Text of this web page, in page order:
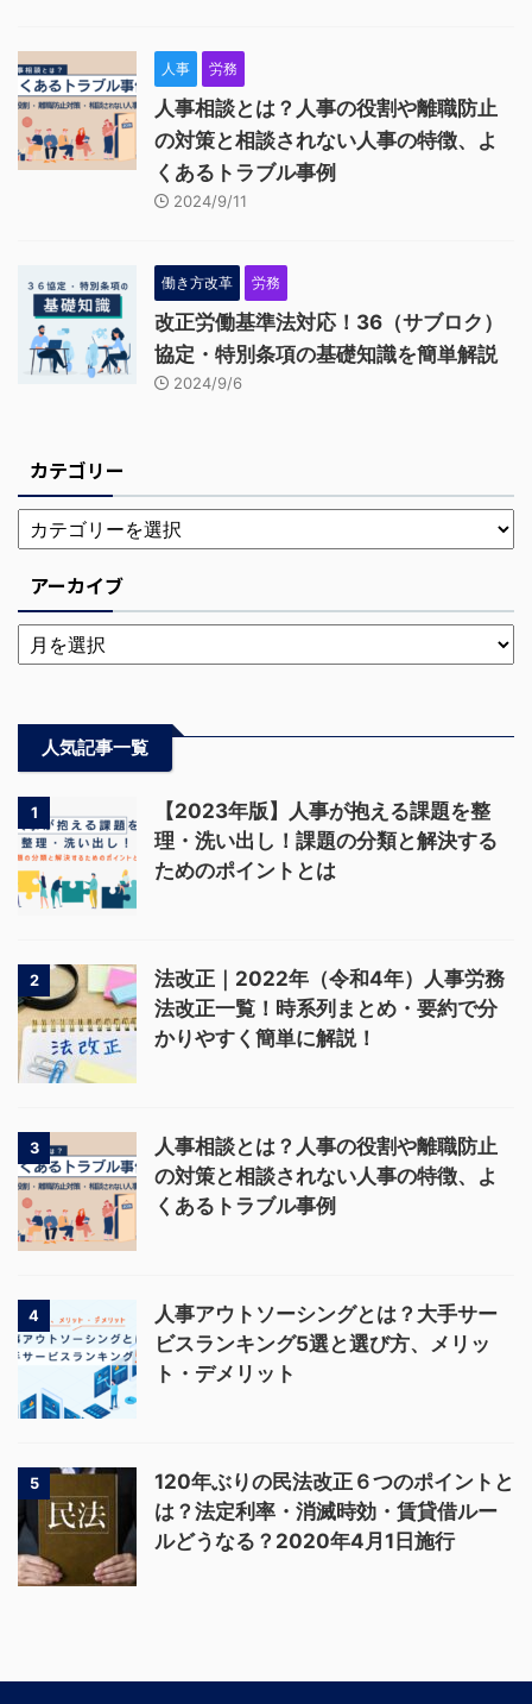
人事 労務
人事相談とは？人事の役割や離職防止
の対策と相談されない人事の特徴、よ
くあるトラブル事例
2024/9/11
働き方改革 労務
改正労働基準法対応！36（サブロク）
協定・特別条項の基礎知識を簡単解説
2024/9/6
カテゴリー
アーカイブ
人気記事一覧
1
【2023年版】人事が抱える課題を整
理・洗い出し！課題の分類と解決する
ためのポイントとは
2
法改正｜2022年（令和4年）人事労務
法改正一覧！時系列まとめ・要約で分
かりやすく簡単に解説！
3
人事相談とは？人事の役割や離職防止
の対策と相談されない人事の特徴、よ
くあるトラブル事例
4
人事アウトソーシングとは？大手サー
ビスランキング5選と選び方、メリッ
ト・デメリット
5
120年ぶりの民法改正６つのポイントと
は？法定利率・消滅時効・賃貸借ルー
ルどうなる？2020年4月1日施行